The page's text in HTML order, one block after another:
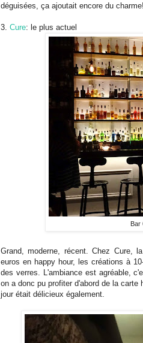
déguisées, ça ajoutait encore du charme!
3. Cure: le plus actuel
Bar
Grand, moderne, récent. Chez Cure,
euros en happy hour, les créations à
des verres. L'ambiance est agréable,
on a donc pu profiter d'abord de la
jour était délicieux également.